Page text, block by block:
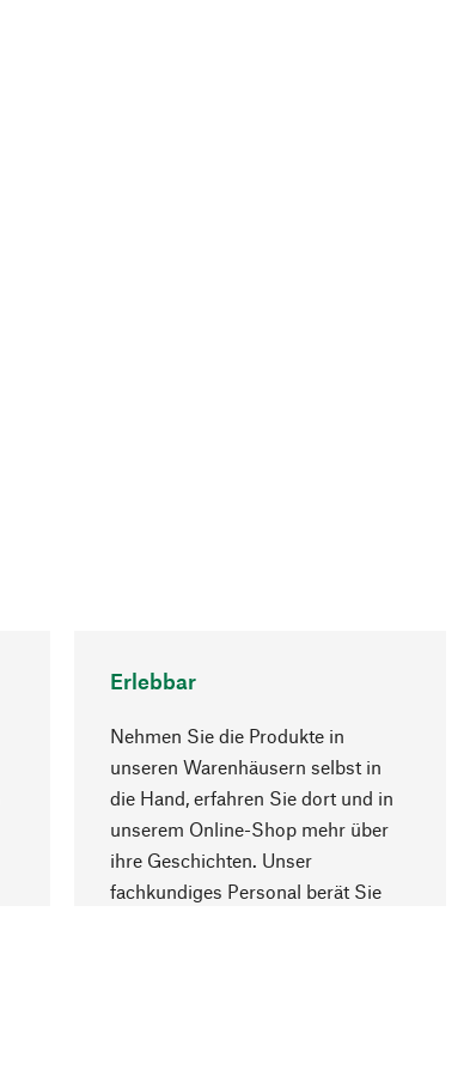
Erlebbar
Nehmen Sie die Produkte in
unseren Warenhäusern selbst in
die Hand, erfahren Sie dort und in
unserem Online-Shop mehr über
ihre Geschichten. Unser
fachkundiges Personal berät Sie